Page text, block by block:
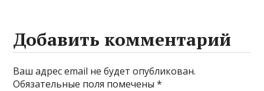
Добавить комментарий
Ваш адрес email не будет опубликован.
Обязательные поля помечены*